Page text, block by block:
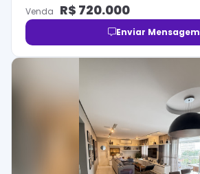
Venda R$ 720.000
Enviar Mensagem